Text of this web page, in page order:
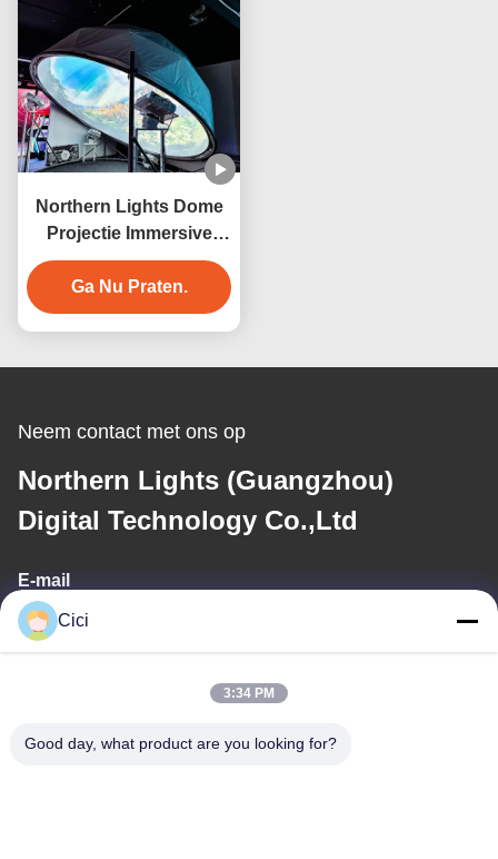
Northern Lights Dome
Projectie Immersive
Projector Dome Video
Projectie
Ga Nu Praten.
Neem contact met ons op
Northern Lights (Guangzhou)
Digital Technology Co.,Ltd
E-mail
sales03@bjgprojection.com
Adres
Cici
3:34 PM
Good day, what product are you looking for?